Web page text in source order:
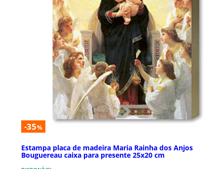
-35%
Estampa placa de madeira Maria Rainha dos Anjos
Bouguereau caixa para presente 25x20 cm